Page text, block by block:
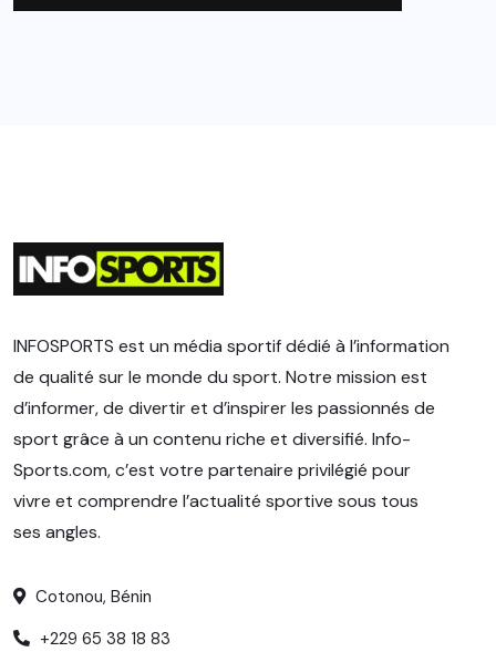
INFOSPORTS est un média sportif dédié à l’information
de qualité sur le monde du sport. Notre mission est
d’informer, de divertir et d’inspirer les passionnés de
sport grâce à un contenu riche et diversifié. Info-
Sports.com, c’est votre partenaire privilégié pour
vivre et comprendre l’actualité sportive sous tous
ses angles.
Cotonou, Bénin
+229 65 38 18 83